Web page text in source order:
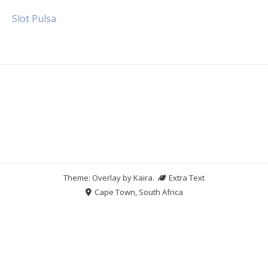
Slot Pulsa
Theme: Overlay byKaira.
Extra Text
Cape Town, South Africa